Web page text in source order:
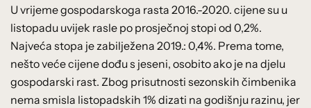
U vrijeme gospodarskoga rasta 2016.-2020. cijene su u
listopadu uvijek rasle po prosječnoj stopi od 0,2%.
Najveća stopa je zabilježena 2019.: 0,4%. Prema tome,
nešto veće cijene dođu s jeseni, osobito ako je na djelu
gospodarski rast. Zbog prisutnosti sezonskih čimbenika
nema smisla listopadskih 1% dizati na godišnju razinu, jer